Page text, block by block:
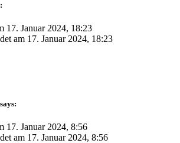
17. Januar 2024, 18:23
am 17. Januar 2024, 18:23
says:
17. Januar 2024, 8:56
am 17. Januar 2024, 8:56